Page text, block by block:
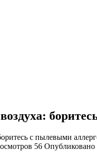
56 Опубликовано